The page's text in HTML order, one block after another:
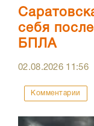
себя
БПЛА
02.08.2026 11:56
Комментарии